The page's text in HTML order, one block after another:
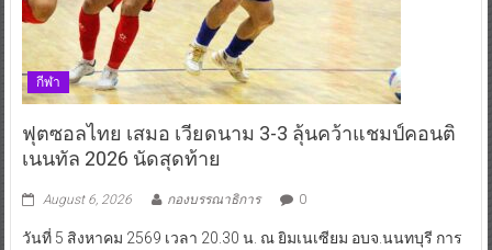
กีฬา
ฟุตซอลไทย เสมอ เวียดนาม 3-3 ลุ้นคว้าแชมป์คอนติ
เนนทัล 2026 นัดสุดท้าย
August 6, 2026 กองบรรณาธิการ 0
วันที่ 5 สิงหาคม 2569 เวลา 20.30 น. ณ ยิมเนเซียม อบจ.นนทบุรี การ